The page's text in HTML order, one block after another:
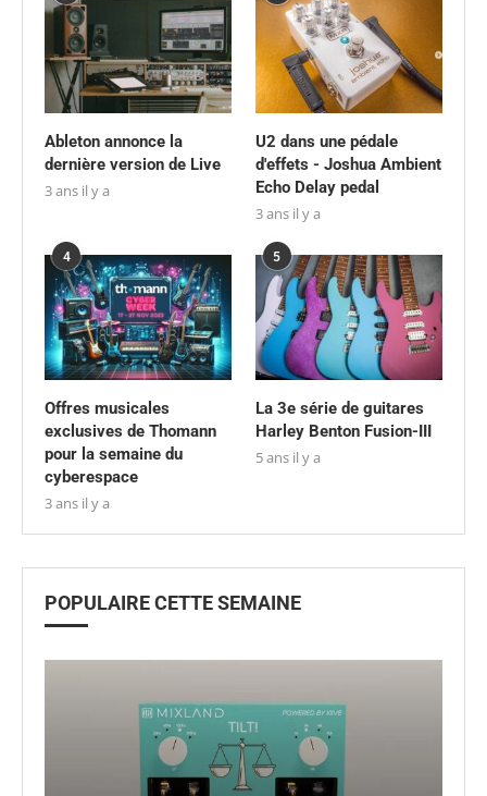
Ableton annonce la
dernière version de Live
3 ans il y a
U2 dans une pédale
d'effets - Joshua Ambient
Echo Delay pedal
3 ans il y a
4
Offres musicales
exclusives de Thomann
pour la semaine du
cyberespace
3 ans il y a
5
La 3e série de guitares
Harley Benton Fusion-III
5 ans il y a
POPULAIRE CETTE SEMAINE